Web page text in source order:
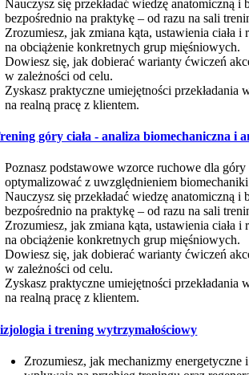
Nauczysz się przekładać wiedzę anatomiczną i
bezpośrednio na praktykę – od razu na sali
Zrozumiesz, jak zmiana kąta, ustawienia ciała i
na obciążenie konkretnych grup mięśniowych.
Dowiesz się, jak dobierać warianty ćwiczeń
w zależności od celu.
Zyskasz praktyczne umiejętności przekładania
na realną pracę z klientem.
góry ciała - analiza biomechaniczna i
Poznasz podstawowe wzorce ruchowe dla góry
optymalizować z uwzględnieniem
Nauczysz się przekładać wiedzę anatomiczną i
bezpośrednio na praktykę – od razu na sali
Zrozumiesz, jak zmiana kąta, ustawienia ciała i
na obciążenie konkretnych grup mięśniowych.
Dowiesz się, jak dobierać warianty ćwiczeń
w zależności od celu.
Zyskasz praktyczne umiejętności przekładania
na realną pracę z klientem.
i trening wytrzymałościowy
Zrozumiesz, jak mechanizmy energetyczne